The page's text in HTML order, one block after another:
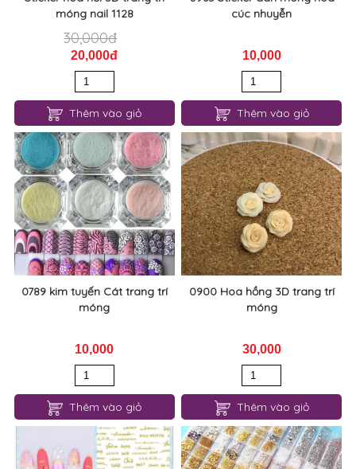
móng nail 1128
30,000đ
20,000đ
Thêm vào giỏ
cúc nhuyễn
10,000
Thêm vào giỏ
0789 kim tuyến Cát trang trí
móng
10,000
Thêm vào giỏ
0900 Hoa hồng 3D trang trí
móng
30,000
Thêm vào giỏ